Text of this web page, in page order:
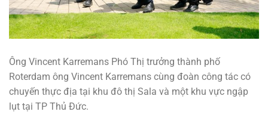
Ông Vincent Karremans Phó Thị trưởng thành phố
Roterdam ông Vincent Karremans cùng đoàn công tác có
chuyến thực địa tại khu đô thị Sala và một khu vực ngập
lụt tại TP Thủ Đức.